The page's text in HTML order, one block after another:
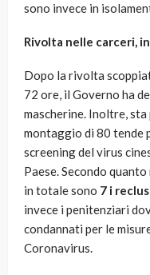
sono invece in
Rivolta nelle carceri,
Dopo la rivolta
72 ore, il Governo ha
mascherine. Inoltre,
montaggio di 80
screening del virus
Paese. Secondo
in totale sono 7 i
invece i penitenziari
condannati per le
Coronavirus.